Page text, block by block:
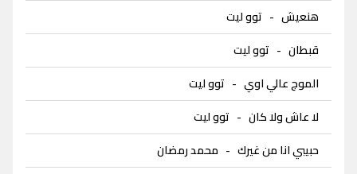
هنعيش - توو ليت
قبطان - توو ليت
الموج عالي اوي - توو ليت
لا عاش ولا كان - توو ليت
حبيبي انا من غيرك - محمد رمضان